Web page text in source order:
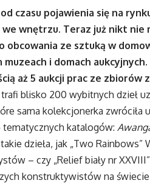
czasu pojawienia się na
wnętrzu. Teraz już nikt nie
obcowania ze sztuką w
i domach
aż 5 aukcji prac ze
blisko 200 wybitnych dzieł
sama kolekcjonerka zwróciła
tematycznych katalogów:
takie dzieła, jak „Two
– czy „Relief biały nr
konstruktywistów na